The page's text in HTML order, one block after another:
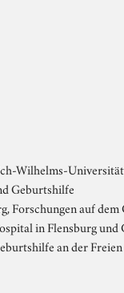
Wilhelms-
Geburtshilfe
Forschungen auf
in Flensburg und
an der